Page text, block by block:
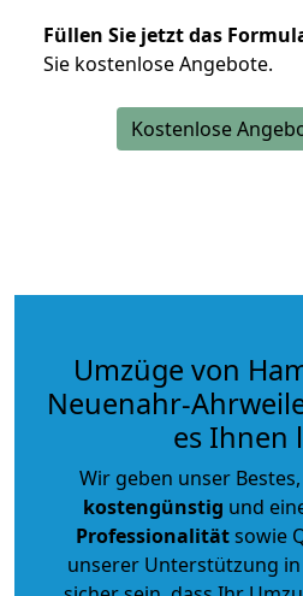
Füllen Sie jetzt das
Sie kostenlose Angebote.
Kostenlose
Umzüge von
Neuenahr-
es Ihnen
Wir geben unser
kostengünstig und
Professionalitätsowie
unserer Unterstützung